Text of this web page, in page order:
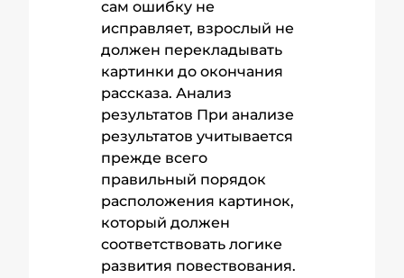
сам ошибку не
исправляет, взрослый не
должен перекладывать
картинки до окончания
рассказа. Анализ
результатов При анализе
результатов учитывается
прежде всего
правильный порядок
расположения картинок,
который должен
соответствовать логике
развития повествования.